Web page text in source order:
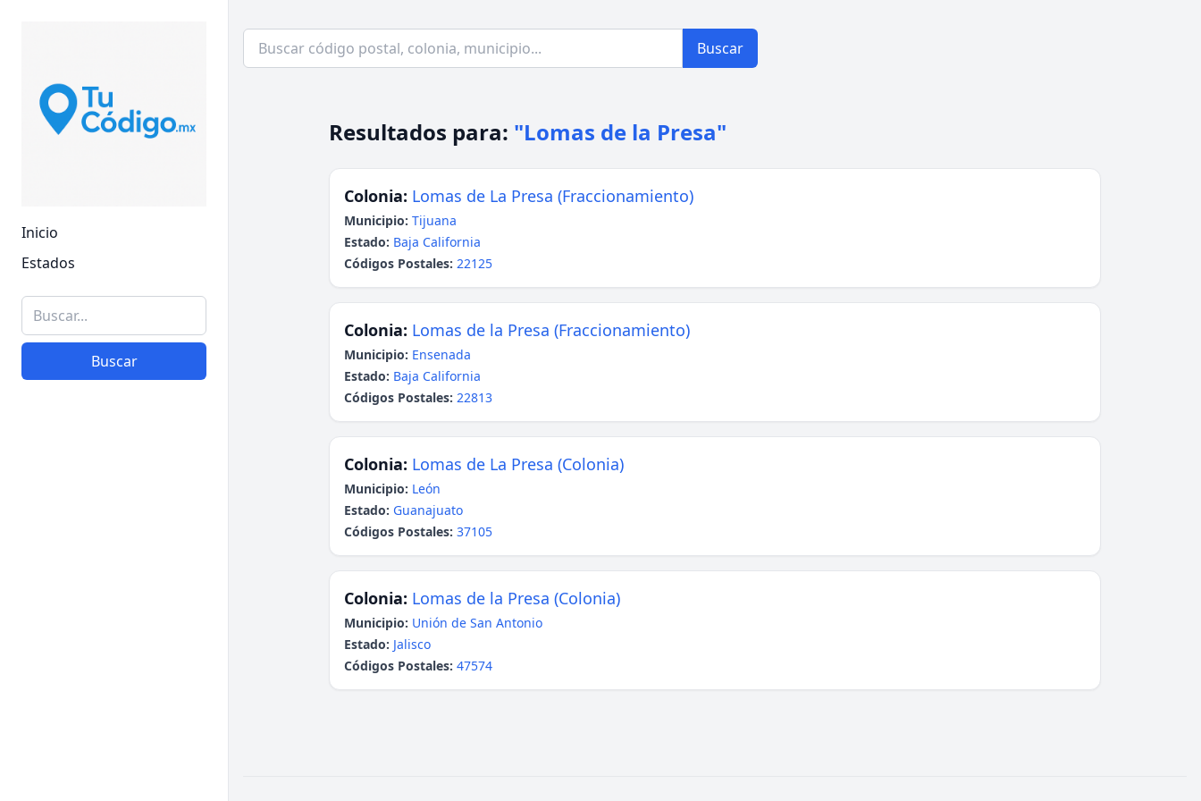
Inicio
Estados
Buscar
Buscar
Resultados para: "Lomas de la Presa"
Colonia: Lomas de La Presa (Fraccionamiento)
Municipio: Tijuana
Estado: Baja California
Códigos Postales: 22125
Colonia: Lomas de la Presa (Fraccionamiento)
Municipio: Ensenada
Estado: Baja California
Códigos Postales: 22813
Colonia: Lomas de La Presa (Colonia)
Municipio: León
Estado: Guanajuato
Códigos Postales: 37105
Colonia: Lomas de la Presa (Colonia)
Municipio: Unión de San Antonio
Estado: Jalisco
Códigos Postales: 47574